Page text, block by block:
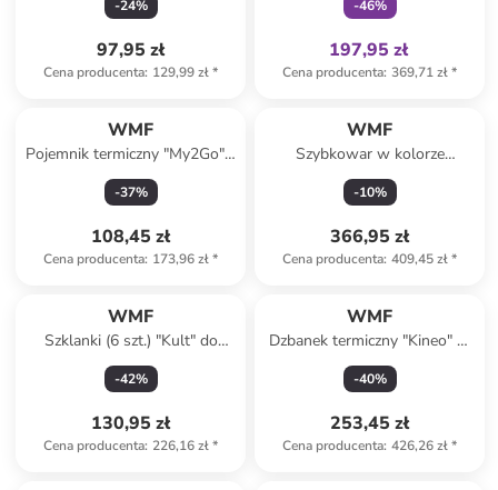
do sera
-24%
97,95 zł
Cena producenta: 129,99 zł*
-46%
197,95 zł
Cena producenta: 369,71 zł*
WMF
Pojemnik termiczny "My2Go" -
wys. 14,5 x Ø 9,5 cm
-37%
108,45 zł
Cena producenta: 173,96 zł*
WMF
Szybkowar w kolorze
srebrno-czarnym do ryżu
-10%
366,95 zł
Cena producenta: 409,45 zł*
WMF
Szklanki (6 szt.) "Kult" do
cappuccino - 250 ml
-42%
130,95 zł
Cena producenta: 226,16 zł*
WMF
Dzbanek termiczny "Kineo" w
kolorze antracytowym - 1 l
-40%
253,45 zł
Cena producenta: 426,26 zł*